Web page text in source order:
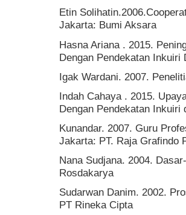
Etin
Jakarta: Bumi Aksara
Hasna Ariana . 2015.
Dengan Pendekatan
Igak Wardani. 2007.
Indah Cahaya . 2015.
Dengan Pendekatan
Kunandar. 2007. Guru
Jakarta: PT. Raja Grafindo
Nana Sudjana. 2004.
Rosdakarya
Sudarwan Danim. 2002.
PT Rineka Cipta